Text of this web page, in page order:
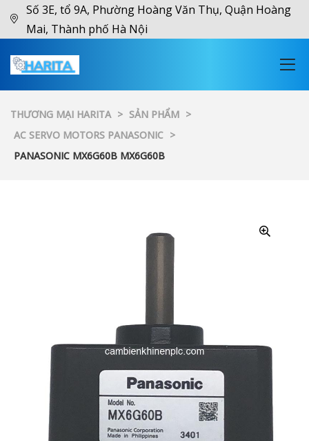
Số 3E, tổ 9A, Phường Hoàng Văn Thụ, Quận Hoàng
Mai, Thành phố Hà Nội
THƯƠNG MẠI HARITA > SẢN PHẨM >
AC SERVO MOTORS PANASONIC >
PANASONIC MX6G60B MX6G60B